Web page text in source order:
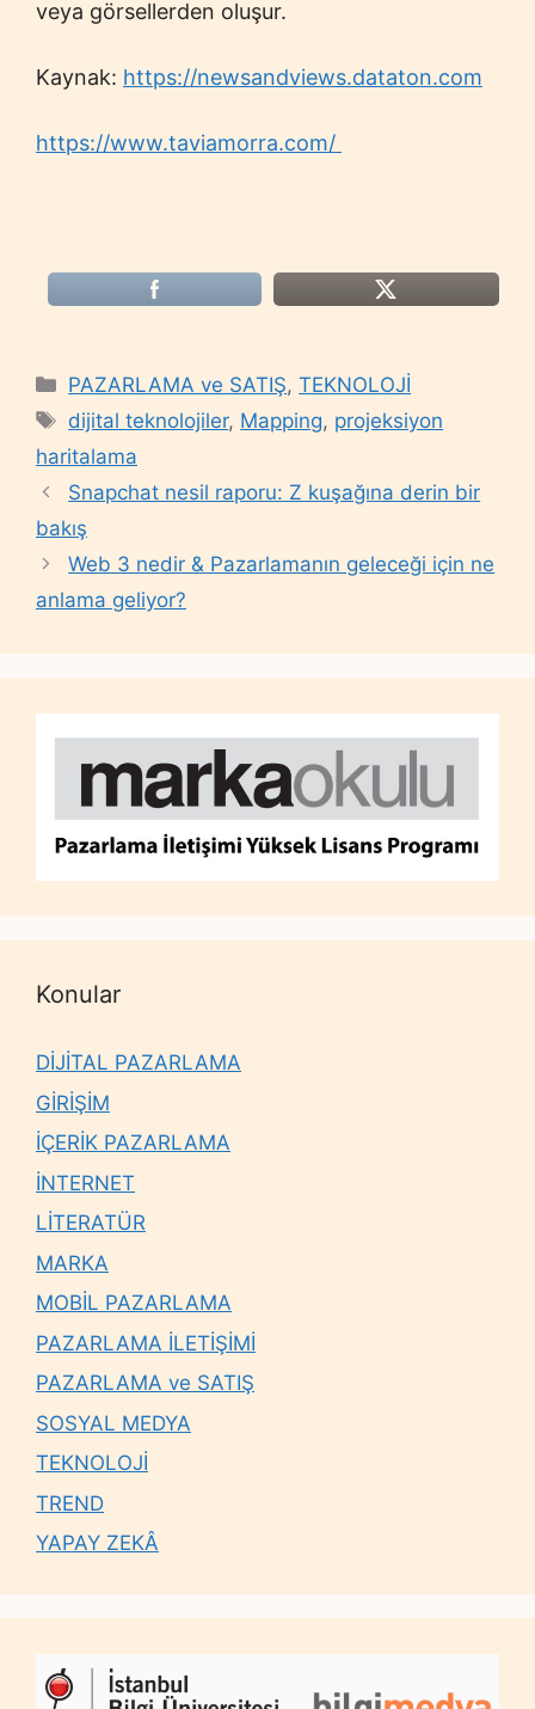
veya görsellerden oluşur.
Kaynak: https://newsandviews.dataton.com
https://www.taviamorra.com/
Categories
PAZARLAMA ve SATIŞ,TEKNOLOJİ
Tags
dijital teknolojiler, Mapping, projeksiyon
haritalama
Snapchat nesil raporu: Z kuşağına derin bir
bakış
Web 3 nedir & Pazarlamanın geleceği için ne
anlama geliyor?
Konular
DİJİTAL PAZARLAMA
GİRİŞİM
İÇERİK PAZARLAMA
İNTERNET
LİTERATÜR
MARKA
MOBİL PAZARLAMA
PAZARLAMA İLETİŞİMİ
PAZARLAMA ve SATIŞ
SOSYAL MEDYA
TEKNOLOJİ
TREND
YAPAY ZEKÂ